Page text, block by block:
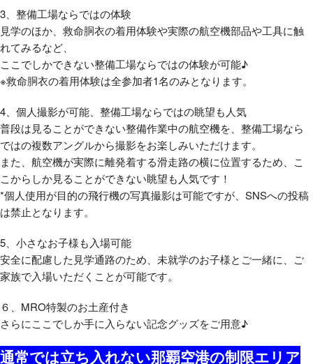
3、整備工場ならではの体験
見学のほか、救命胴衣の着用体験や実際の航空機部品や工具に触
れてみるなど、
ここでしかできない整備工場ならではの体験が可能♪
※救命胴衣の着用体験は全参加者1名のみとなります。
4、個人撮影が可能、整備工場ならではの眺望も人気
普段は見ることができない整備作業中の航空機を、整備工場なら
ではの複数アングルから撮影をお楽しみいただけます。
また、航空機が実際に離発着する滑走路の横に位置するため、こ
こからしか見ることができない眺望も人気です！
*個人使用が目的の飛行機の写真撮影は可能ですが、SNSへの投稿
は禁止となります。
5、小さなお子様も入場可能
安全に配慮した見学通路のため、未就学のお子様とご一緒に、ご
家族で入場いただくことが可能です。
６、MRO特製のお土産付き
さらにここでしか手に入らない記念グッズをご用意♪
通常では立ち入れない那覇空港の制限エリア